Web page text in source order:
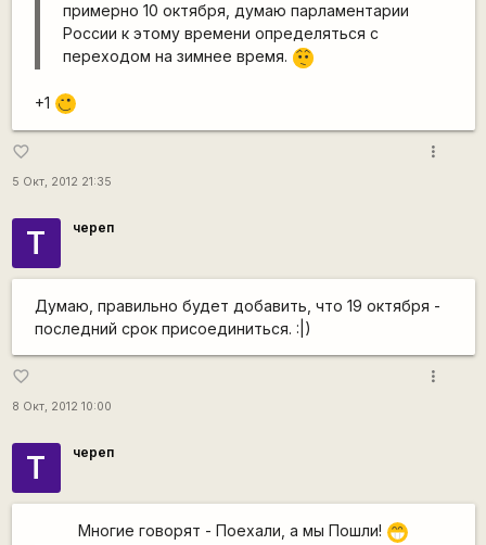
примерно 10 октября, думаю парламентарии
России к этому времени определяться с
переходом на зимнее время. :-/
+1 ,-)
favorite_border
5 Окт, 2012 21:35
more_vert
Т череп
Думаю, правильно будет добавить, что 19 октября -
последний срок присоединиться. :|)
favorite_border
8 Окт, 2012 10:00
more_vert
Т череп
Многие говорят - Поехали, а мы Пошли! ;D